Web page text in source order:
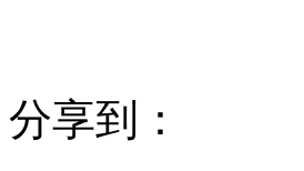
分享到：